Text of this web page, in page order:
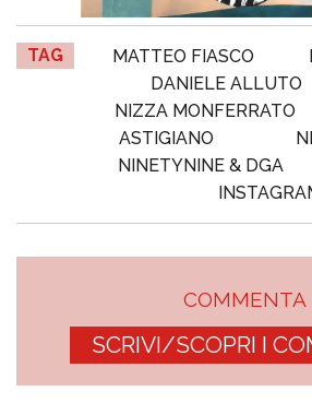
TAG MATTEO FIASCO
DANIELE ALLUTO
NIZZA MONFERRATO
ASTIGIANO
NINETYNINE & DGA
COMMENTA
SCRIVI/SCOPRI I